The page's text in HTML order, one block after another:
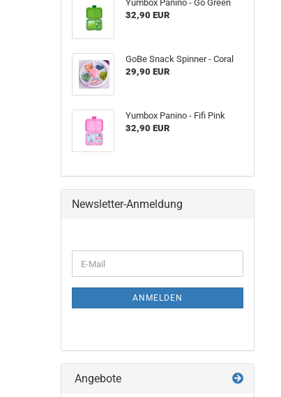
Yumbox Panino - Go Green
32,90 EUR
GoBe Snack Spinner - Coral
29,90 EUR
Yumbox Panino - Fifi Pink
32,90 EUR
Newsletter-Anmeldung
ZUR
E-
Mail
ANMELDEN
Angebote